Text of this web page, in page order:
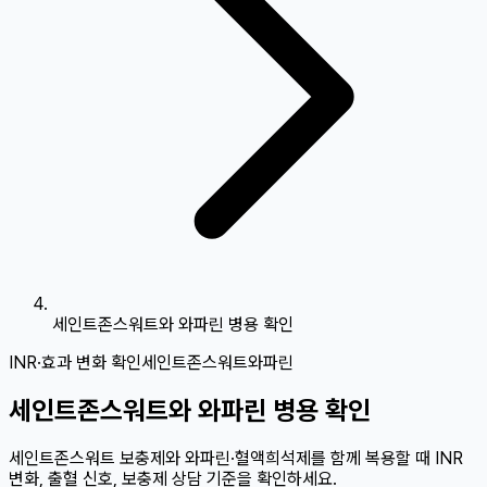
세인트존스워트와 와파린 병용 확인
INR·효과 변화 확인세인트존스워트와파린
세인트존스워트와 와파린 병용 확인
세인트존스워트 보충제와 와파린·혈액희석제를 함께 복용할 때 INR
변화, 출혈 신호, 보충제 상담 기준을 확인하세요.